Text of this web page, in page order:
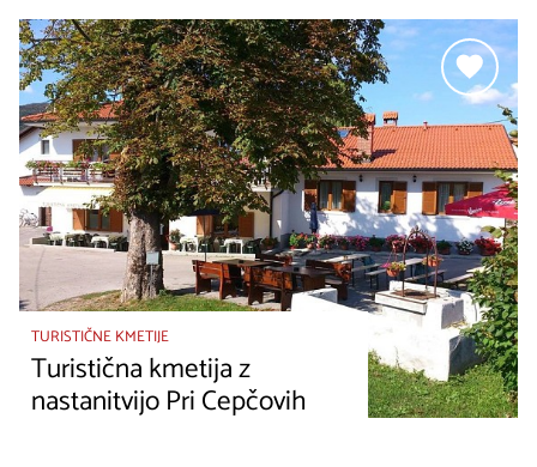
TURISTIČNE KMETIJE
Turistična kmetija z
nastanitvijo Pri Cepčovih